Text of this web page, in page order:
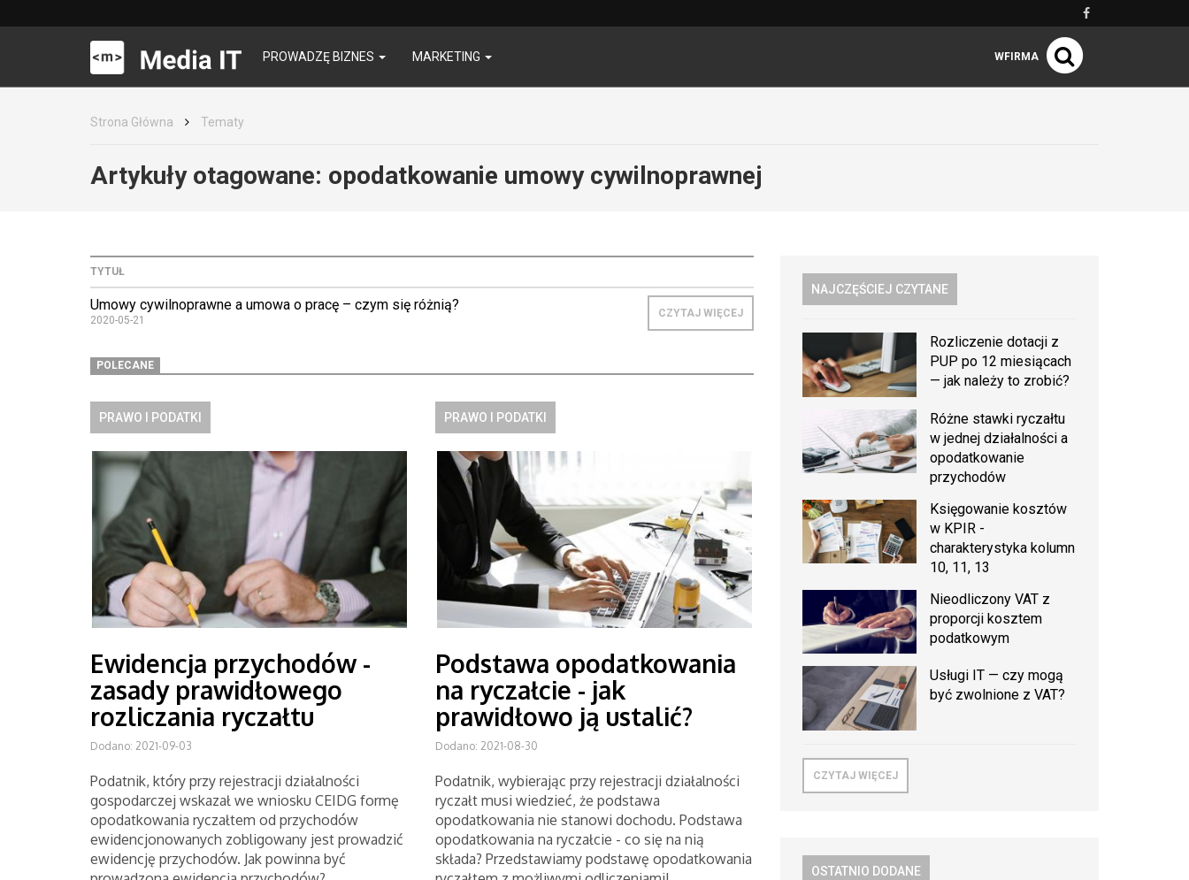
PROWADZĘ BIZNES MARKETING WFIRMA
Strona Główna Tematy
Artykuły otagowane: opodatkowanie umowy cywilnoprawnej
TYTUŁ
Umowy cywilnoprawne a umowa o pracę – czym się różnią?
2020-05-21
CZYTAJ WIĘCEJ
POLECANE
PRAWO I PODATKI
Ewidencja przychodów -
zasady prawidłowego
rozliczania ryczałtu
Dodano: 2021-09-03
Podatnik, który przy rejestracji działalności
gospodarczej wskazał we wniosku CEIDG formę
opodatkowania ryczałtem od przychodów
ewidencjonowanych zobligowany jest prowadzić
ewidencję przychodów. Jak powinna być
PRAWO I PODATKI
Podstawa opodatkowania
na ryczałcie - jak
prawidłowo ją ustalić?
Dodano: 2021-08-30
Podatnik, wybierając przy rejestracji działalności
ryczałt musi wiedzieć, że podstawa
opodatkowania nie stanowi dochodu. Podstawa
opodatkowania na ryczałcie - co się na nią
składa? Przedstawiamy podstawę opodatkowania
NAJCZĘŚCIEJ CZYTANE
Rozliczenie dotacji z
PUP po 12 miesiącach
— jak należy to zrobić?
Różne stawki ryczałtu
w jednej działalności a
opodatkowanie
przychodów
Księgowanie kosztów
w KPIR -
charakterystyka kolumn
10, 11, 13
Nieodliczony VAT z
proporcji kosztem
podatkowym
Usługi IT — czy mogą
być zwolnione z VAT?
CZYTAJ WIĘCEJ
OSTATNIO DODANE